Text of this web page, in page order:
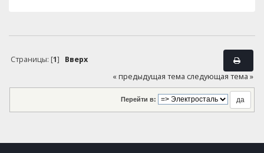
Страницы: [1] Вверх
« предыдущая тема следующая тема »
Перейти в: